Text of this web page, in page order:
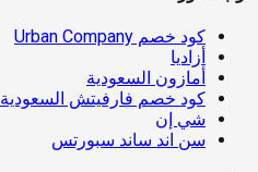
كود خصم Urban Company
أزاديا
أمازون السعودية
كود خصم فارفيتش السعودية
شي إن
سن اند ساند سبورتس